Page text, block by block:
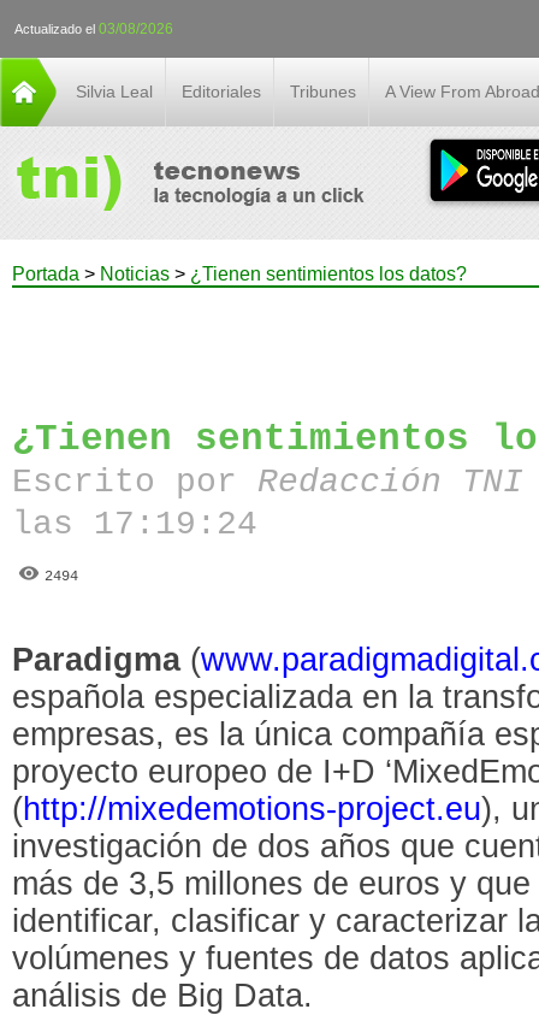
Actualizado el 03/08/2026
Silvia Leal Editoriales Tribunes A View From Abroad
Portada > Noticias > ¿Tienen sentimientos los datos?
¿Tienen sentimientos
Escrito por Redacción
las 17:19:24
2494
Paradigma(
española especializada en la
empresas, es la única compañía
proyecto europeo de I+D
(http://mixedemotions-project.eu),
investigación de dos años que
más de 3,5 millones de euros y
identificar, clasificar y caracterizar
volúmenes y fuentes de datos
análisis de Big Data.